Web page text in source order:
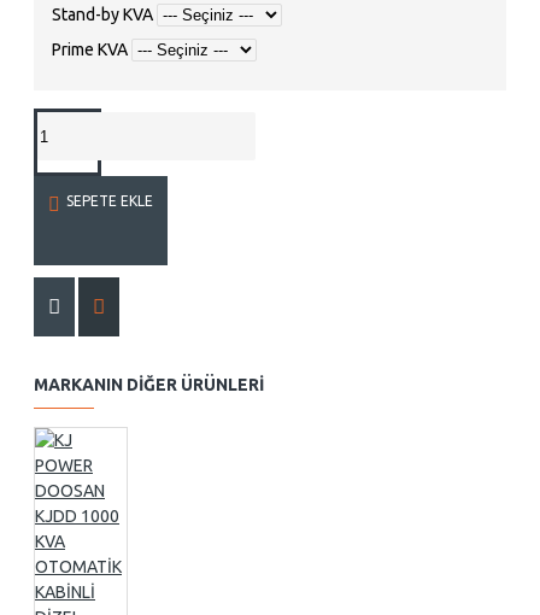
Stand-by KVA
Prime KVA
SEPETE EKLE
MARKANIN DIĞER ÜRÜNLERI